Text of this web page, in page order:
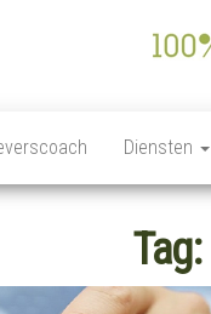
Diensten
Tag: